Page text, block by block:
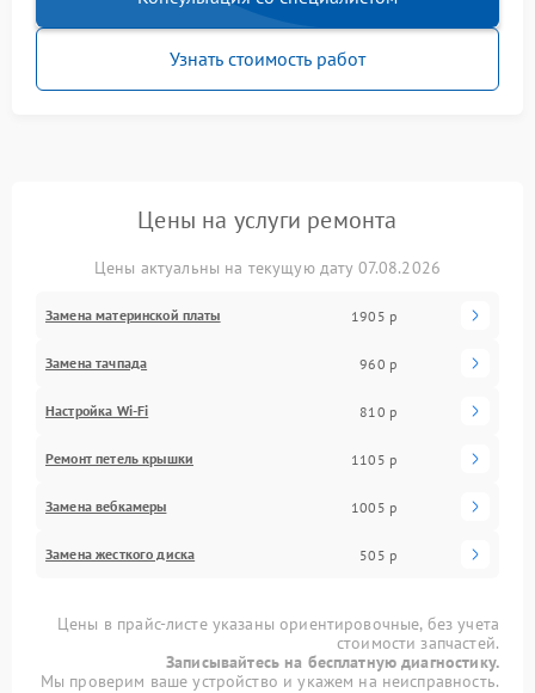
Узнать стоимость работ
Цены на услуги ремонта
Цены актуальны на текущую дату 07.08.2026
Замена материнской платы 1905 р
Замена тачпада 960 р
Настройка Wi-Fi 810 р
Ремонт петель крышки 1105 р
Замена вебкамеры 1005 р
Замена жесткого диска 505 р
Цены в прайс-листе указаны ориентировочные, без учета
стоимости запчастей.
Записывайтесь на бесплатную диагностику.
Мы проверим ваше устройство и укажем на неисправность.